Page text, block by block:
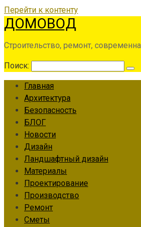
Перейти к контенту
ДОМОВОД
Строительство, ремонт,
Поиск:
Главная
Архитектура
Безопасность
БЛОГ
Новости
Дизайн
Ландшафтный дизайн
Материалы
Проектирование
Производство
Ремонт
Сметы